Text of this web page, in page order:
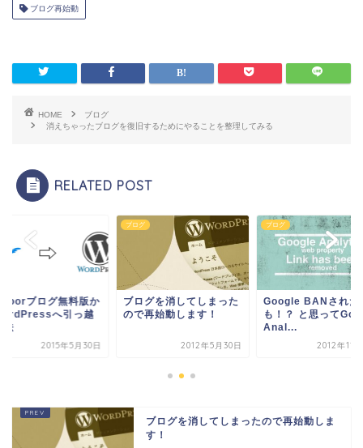
ブログ再始動
HOME
ブログ
消えちゃったブログを復旧するためにやることを整理してみる
RELATED POST
ブログ無料版か
へ引っ越
法
2015年5月30日
ブログ
ブログを消してしまった
ので再始動します！
2012年5月30日
ブログ
Google BANされた
も！？ と思って
Anal...
2012年11
ブログを消してしまったので再始動しま
す！